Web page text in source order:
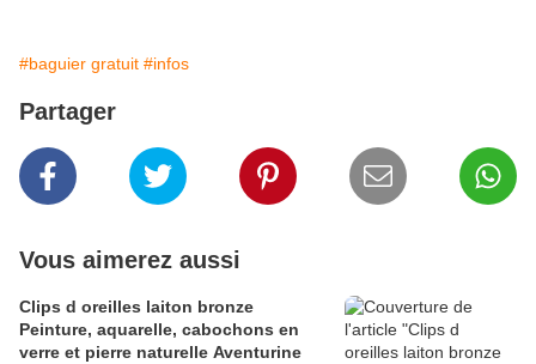
#baguier gratuit #infos
Partager
Vous aimerez aussi
Clips d oreilles laiton bronze
Peinture, aquarelle, cabochons en
verre et pierre naturelle Aventurine